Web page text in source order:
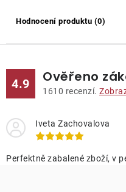
Hodnocení produktu (0)
4.9 Ověřeno
1610 recenzí.
Iveta Zachovalova
Perfektně zabalené zboží, v